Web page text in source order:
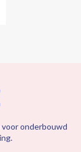
onderbouwd